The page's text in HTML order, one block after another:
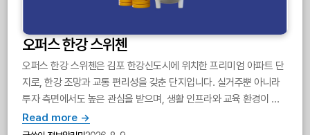
오퍼스 한강 스위첸
오퍼스 한강 스위첸은 김포 한강신도시에 위치한 프리미엄 아파트 단
지로, 한강 조망과 교통 편리성을 갖춘 단지입니다. 실거주뿐 아니라
투자 측면에서도 높은 관심을 받으며, 생활 인프라와 교육 환경이 우
수합니다.
Read more →